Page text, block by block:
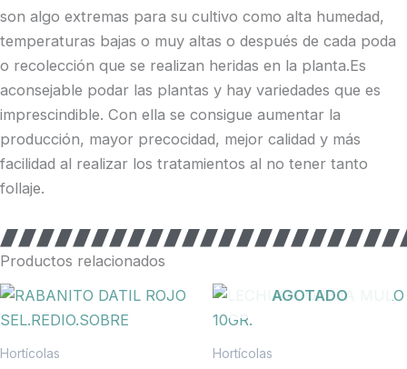
son algo extremas para su cultivo como alta humedad,
temperaturas bajas o muy altas o después de cada poda
o recolección que se realizan heridas en la planta.Es
aconsejable podar las plantas y hay variedades que es
imprescindible. Con ella se consigue aumentar la
producción, mayor precocidad, mejor calidad y más
facilidad al realizar los tratamientos al no tener tanto
follaje.
Productos relacionados
Hortícolas
AGOTADO
Hortícolas